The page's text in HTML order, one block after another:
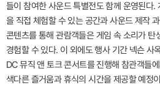
들이 참여한 사운드 특별전도 함께 운영된다.
을 직접 체험할 수 있는 공간과 사운드 제작
콘텐츠를 통해 관람객들은 게임 속 소리가 탄
경험할 수 있다. 이 외에도 행사 기간 넥슨 사
DC 뮤직 앤 토크 콘서트를 진행해 참관객들
색다른 즐거움과 휴식의 시간을 제공할 예정